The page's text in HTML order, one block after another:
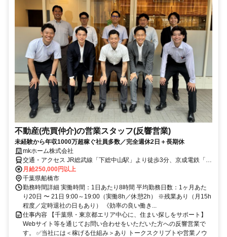
不動産(売買仲介)の営業スタッフ(反響営業)
未経験から年収1000万超稼ぐ社員多数／完全週休2日＋長期休
mkホーム株式会社
交通・アクセス JR総武線「下総中山駅」より徒歩3分、京成電鉄「京
成中山駅」より徒歩2分
月給250,000円以上
千葉県船橋市
勤務時間詳細 実働時間：1日あたり8時間 平均勤務日数：1ヶ月あた
り20日 〜 21日 9:00～19:00（実働8h／休憩2h） ※残業あり（月15h
程度／定時退社の日もあり） 《効率の良い働き...
仕事内容 【千葉県・東京都エリア中心に、住まい探しをサポート】
Webサイト等を通じてお問い合わせをいただいた方への反響営業で
す。 ✅当社には＜稼げる仕組み＞あり トークスクリプトや営業ノウ